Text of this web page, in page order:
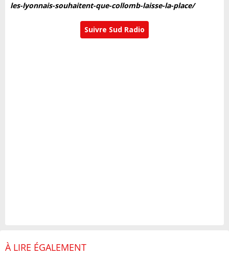
les-lyonnais-souhaitent-que-collomb-laisse-la-place/
Suivre Sud Radio
À LIRE ÉGALEMENT